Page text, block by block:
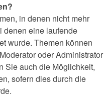
in denen nicht mehr
denen eine laufende
wurde. Themen können
oder Administrator
Sie auch die Möglichkeit,
sofern dies durch die